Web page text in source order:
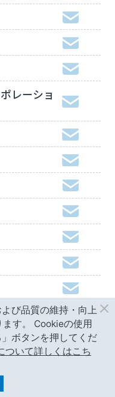
レーショ
び品質の維持・向上
す。
Cookieの使用
ボタンを押してくだ
ついて詳しくはこち